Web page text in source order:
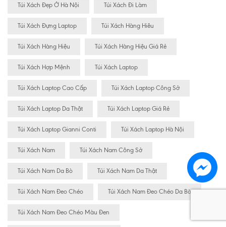
Túi Xách Đẹp Ở Hà Nội Túi Xách Đi Làm
Túi Xách Đựng Laptop Túi Xách Hàng Hiêu
Túi Xách Hàng Hiệu Túi Xách Hàng Hiệu Giá Rẻ
Túi Xách Hợp Mệnh Túi Xách Laptop
Túi Xách Laptop Cao Cấp Túi Xách Laptop Công Sở
Túi Xách Laptop Da Thật Túi Xách Laptop Giá Rẻ
Túi Xách Laptop Gianni Conti Túi Xách Laptop Hà Nội
Túi Xách Nam Túi Xách Nam Công Sở
Túi Xách Nam Da Bò Túi Xách Nam Da Thật
Túi Xách Nam Đeo Chéo Túi Xách Nam Đeo Chéo Da Bò
Túi Xách Nam Đeo Chéo Màu Đen